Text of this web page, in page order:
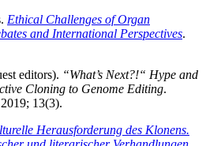
Ethical Challenges of Organ
and International Perspectives.
editors). “What’s Next?!“ Hype and
Cloning to Genome Editing.
2019; 13(3).
Herausforderung des Klonens.